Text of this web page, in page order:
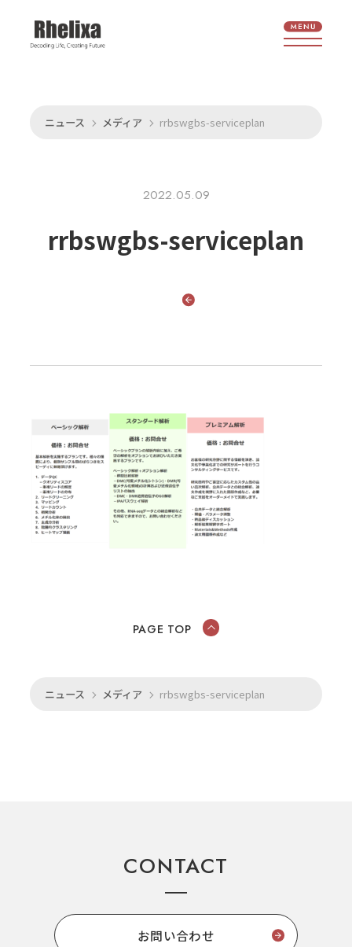
ニュース メディア rrbswgbs-serviceplan
2022.05.09
rrbswgbs-serviceplan
ニュース メディア rrbswgbs-serviceplan
PAGE TOP
CONTACT
お問い合わせ